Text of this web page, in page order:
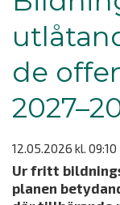
de
12.05.2026 kl. 09:10
Ur fritt
planen